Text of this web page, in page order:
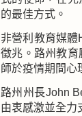
的最佳方式。
非營利教育媒體
徵兆。路州教育
師於疫情期間心
路州州長John
由衷感激並全力